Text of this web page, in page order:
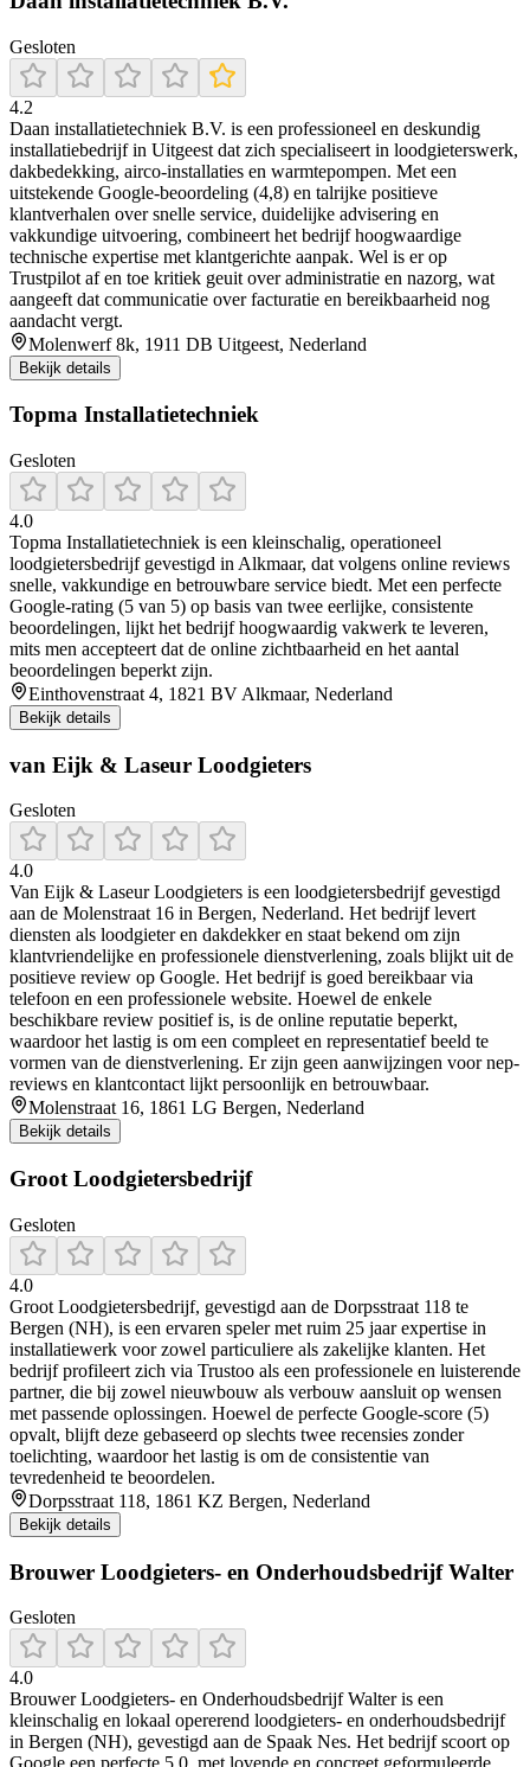
Gesloten
4.2
Daan installatietechniek B.V. is een professioneel en deskundig
installatiebedrijf in Uitgeest dat zich specialiseert in loodgieterswerk,
dakbedekking, airco-installaties en warmtepompen. Met een
uitstekende Google-beoordeling (4,8) en talrijke positieve
klantverhalen over snelle service, duidelijke advisering en
vakkundige uitvoering, combineert het bedrijf hoogwaardige
technische expertise met klantgerichte aanpak. Wel is er op
Trustpilot af en toe kritiek geuit over administratie en nazorg, wat
aangeeft dat communicatie over facturatie en bereikbaarheid nog
aandacht vergt.
Molenwerf 8k, 1911 DB Uitgeest, Nederland
Bekijk details
Topma Installatietechniek
Gesloten
4.0
Topma Installatietechniek is een kleinschalig, operationeel
loodgietersbedrijf gevestigd in Alkmaar, dat volgens online reviews
snelle, vakkundige en betrouwbare service biedt. Met een perfecte
Google-rating (5 van 5) op basis van twee eerlijke, consistente
beoordelingen, lijkt het bedrijf hoogwaardig vakwerk te leveren,
mits men accepteert dat de online zichtbaarheid en het aantal
beoordelingen beperkt zijn.
Einthovenstraat 4, 1821 BV Alkmaar, Nederland
Bekijk details
van Eijk & Laseur Loodgieters
Gesloten
4.0
Van Eijk & Laseur Loodgieters is een loodgietersbedrijf gevestigd
aan de Molenstraat 16 in Bergen, Nederland. Het bedrijf levert
diensten als loodgieter en dakdekker en staat bekend om zijn
klantvriendelijke en professionele dienstverlening, zoals blijkt uit de
positieve review op Google. Het bedrijf is goed bereikbaar via
telefoon en een professionele website. Hoewel de enkele
beschikbare review positief is, is de online reputatie beperkt,
waardoor het lastig is om een compleet en representatief beeld te
vormen van de dienstverlening. Er zijn geen aanwijzingen voor nep-
reviews en klantcontact lijkt persoonlijk en betrouwbaar.
Molenstraat 16, 1861 LG Bergen, Nederland
Bekijk details
Groot Loodgietersbedrijf
Gesloten
4.0
Groot Loodgietersbedrijf, gevestigd aan de Dorpsstraat 118 te
Bergen (NH), is een ervaren speler met ruim 25 jaar expertise in
installatiewerk voor zowel particuliere als zakelijke klanten. Het
bedrijf profileert zich via Trustoo als een professionele en luisterende
partner, die bij zowel nieuwbouw als verbouw aansluit op wensen
met passende oplossingen. Hoewel de perfecte Google-score (5)
opvalt, blijft deze gebaseerd op slechts twee recensies zonder
toelichting, waardoor het lastig is om de consistentie van
tevredenheid te beoordelen.
Dorpsstraat 118, 1861 KZ Bergen, Nederland
Bekijk details
Brouwer Loodgieters- en Onderhoudsbedrijf Walter
Gesloten
4.0
Brouwer Loodgieters- en Onderhoudsbedrijf Walter is een
kleinschalig en lokaal opererend loodgieters- en onderhoudsbedrijf
in Bergen (NH), gevestigd aan de Spaak Nes. Het bedrijf scoort op